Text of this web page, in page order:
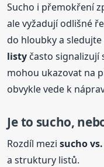
Sucho i přemokření
ale vyžadují odlišné
do hloubky a
listy často signalizují
mohou ukazovat na
obvykle vede k
Je to sucho,
Rozdíl mezisucho
a struktury listů.